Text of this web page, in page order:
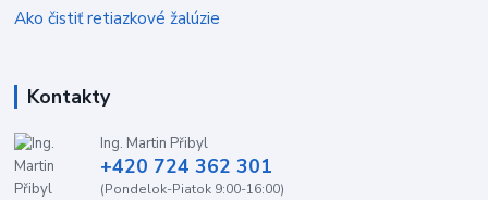
Ako čistiť retiazkové žalúzie
Kontakty
Ing. Martin Přibyl
+420 724 362 301
(Pondelok-Piatok 9:00-16:00)